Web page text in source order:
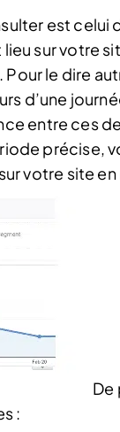
est celui
sur votre
le dire
d’une
entre ces
précise,
votre site
De
: